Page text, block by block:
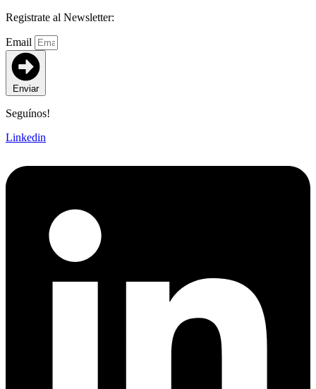
Registrate al Newsletter:
Email
Enviar
Seguínos!
Linkedin